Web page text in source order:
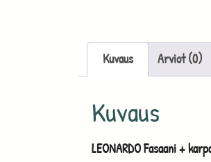
Kuvaus Arviot (0)
Kuvaus
LEONARDO Fasaani +